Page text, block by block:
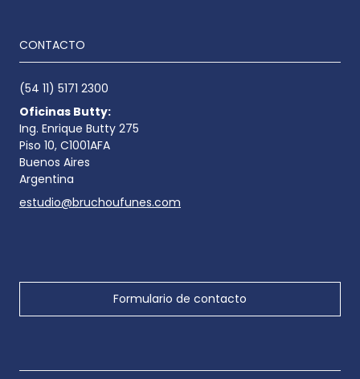
CONTACTO
(54 11) 5171 2300
Oficinas Butty:
Ing. Enrique Butty 275
Piso 10, C1001AFA
Buenos Aires
Argentina
estudio@bruchoufunes.com
Formulario de contacto